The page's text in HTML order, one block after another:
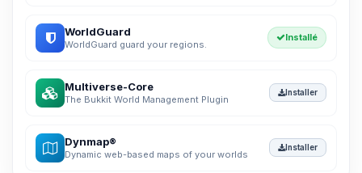
WorldGuard
WorldGuard guard your regions.
Installé
Multiverse-Core
The Bukkit World Management Plugin
Installer
Dynmap®
Dynamic web-based maps of your worlds
Installer